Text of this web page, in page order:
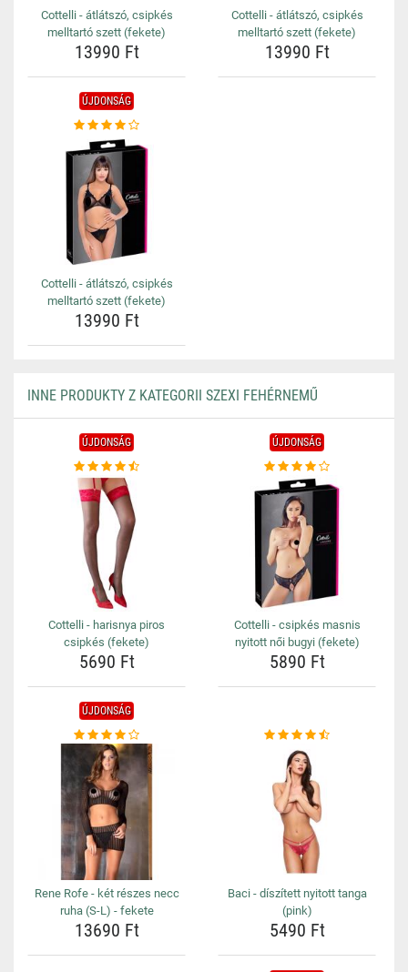
Cottelli - átlátszó, csipkés
melltartó szett (fekete)
13990 Ft
Cottelli - átlátszó, csipkés
melltartó szett (fekete)
13990 Ft
ÚJDONSÁG
Cottelli - átlátszó, csipkés
melltartó szett (fekete)
13990 Ft
INNE PRODUKTY Z KATEGORII SZEXI FEHÉRNEMŰ
ÚJDONSÁG
Cottelli - harisnya piros
csipkés (fekete)
5690 Ft
ÚJDONSÁG
Cottelli - csipkés masnis
nyitott női bugyi (fekete)
5890 Ft
ÚJDONSÁG
Rene Rofe - két részes necc
ruha (S-L) - fekete
13690 Ft
Baci - díszített nyitott tanga
(pink)
5490 Ft